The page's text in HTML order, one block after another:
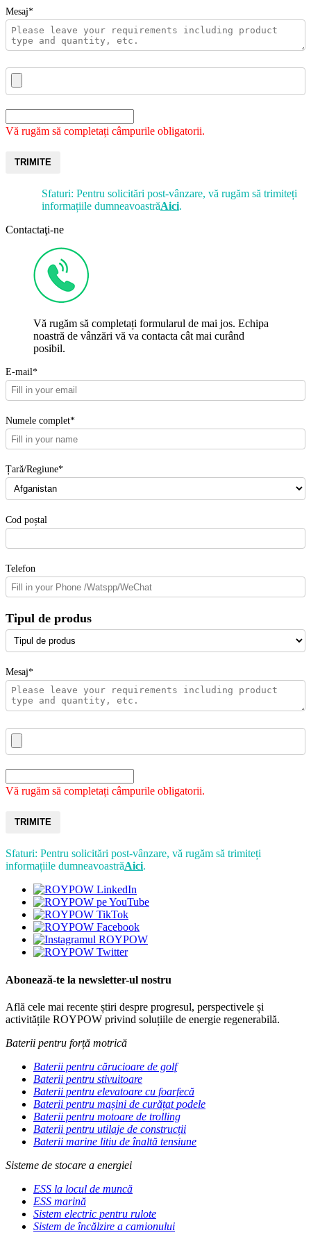
Mesaj*
Vă rugăm să completați câmpurile obligatorii.
TRIMITE
Sfaturi: Pentru solicitări post-vânzare, vă rugăm să trimiteți
informațiile dumneavoastrăAici.
Contactaţi-ne
Vă rugăm să completați formularul de mai jos. Echipa
noastră de vânzări vă va contacta cât mai curând
posibil.
E-mail*
Numele complet*
Țară/Regiune*
Cod poștal
Telefon
Tipul de produs
Mesaj*
Vă rugăm să completați câmpurile obligatorii.
TRIMITE
Sfaturi: Pentru solicitări post-vânzare, vă rugăm să trimiteți
informațiile dumneavoastrăAici.
Abonează-te la newsletter-ul nostru
Află cele mai recente știri despre progresul, perspectivele și
activitățile ROYPOW privind soluțiile de energie regenerabilă.
Baterii pentru forță motrică
Baterii pentru cărucioare de golf
Baterii pentru stivuitoare
Baterii pentru elevatoare cu foarfecă
Baterii pentru mașini de curățat podele
Baterii pentru motoare de trolling
Baterii pentru utilaje de construcții
Baterii marine litiu de înaltă tensiune
Sisteme de stocare a energiei
ESS la locul de muncă
ESS marină
Sistem electric pentru rulote
Sistem de încălzire a camionului